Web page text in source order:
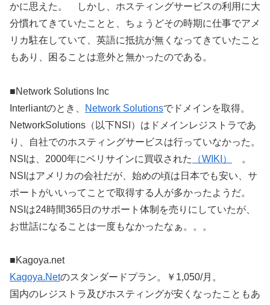
かに思えた。 しかし、ホスティングサービスの利用に大
分慣れてきていたことと、ちょうどその時期に仕事でアメ
リカ駐在していて、英語に抵抗が無くなってきていたこと
もあり、困ることは意外と無かったのである。
■Network Solutions Inc
Interliantのとき、
Network Solutionsでドメインを取得。
NetworkSolutions（以下NSI）はドメインレジストラであ
り、自社でのホスティングサービスは行っていなかった。
NSIは、2000年にベリサインに買収された
（WIKI）
。
NSIはアメリカの会社だが、始めの頃は日本でも安い、サ
ポートがいいってことで取得する人が多かったようだ。
NSIは24時間365日のサポート体制を売りにしていたが、
お世話になることは一度もなかったなぁ。。。
■Kagoya.net
Kagoya.Netのスタンダードプラン。￥1,050/月。
国内のレジストラ及びホスティングが安くなったこともあ